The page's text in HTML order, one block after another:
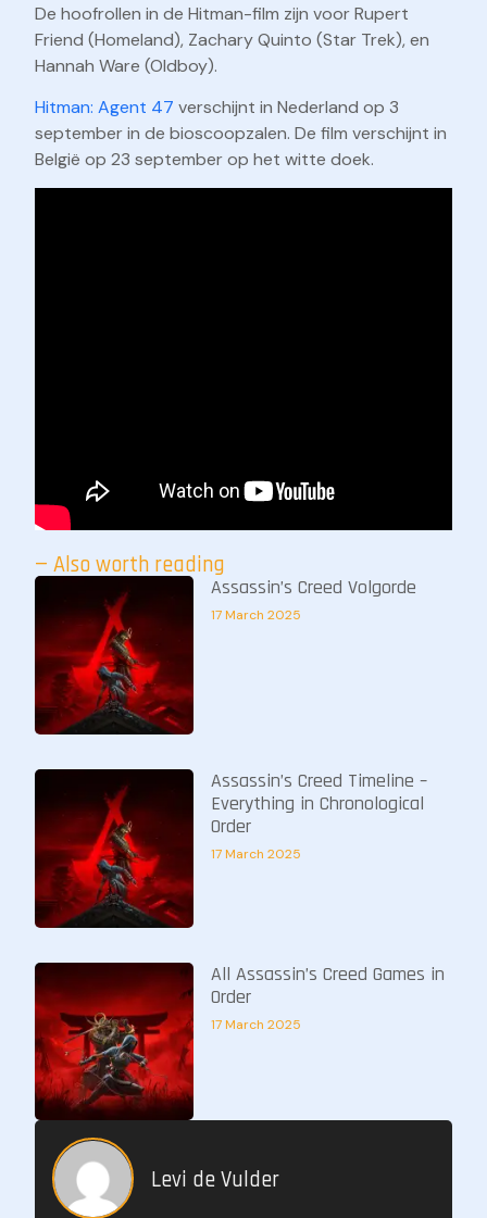
De hoofrollen in de Hitman-film zijn voor Rupert
Friend (Homeland), Zachary Quinto (Star Trek), en
Hannah Ware (Oldboy).
Hitman: Agent 47 verschijnt in Nederland op 3
september in de bioscoopzalen. De film verschijnt in
België op 23 september op het witte doek.
— Also worth reading
Assassin’s Creed Volgorde
17 March 2025
Assassin’s Creed Timeline –
Everything in Chronological
Order
17 March 2025
All Assassin’s Creed Games in
Order
17 March 2025
Levi de Vulder